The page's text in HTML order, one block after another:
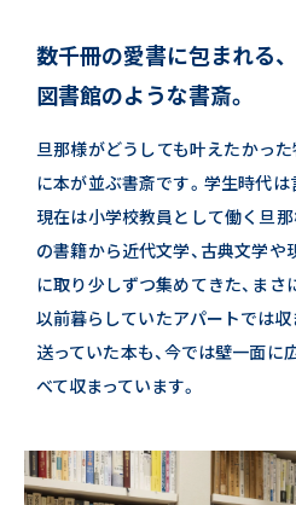
数千冊の愛書に包まれる、
図書館のような書斎。
旦那様がどうしても叶えたかった
に本が並ぶ書斎です。 学生時代は
現在は小学校教員として働く旦那
の書籍から近代文学、古典文学や
に取り少しずつ集めてきた、まさ
以前暮らしていたアパートでは
送っていた本も、 今では壁一面に
べて収まっています。